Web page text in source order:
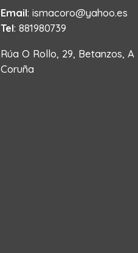
Email: ismacoro@yahoo.es
Tel: 881980739
Rúa O Rollo, 29, Betanzos, A
Coruña